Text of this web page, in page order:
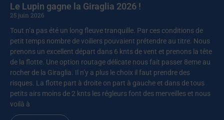
Le Lupin gagne la Giraglia 2026 !
25 juin 2026
Tout n’a pas été un long fleuve tranquille. Par ces conditions de
petit temps nombre de voiliers pouvaient prétendre au titre. Nous
prenons un excellent départ dans 6 knts de vent et prenons la tête
de la flotte. Une option routage délicate nous fait passer 8eme au
rocher de la Giraglia. Il n’y a plus le choix il faut prendre des
risques. La flotte part à droite on part à gauche et dans de tous
petits airs moins de 2 knts les régleurs font des merveilles et nous
voilà à